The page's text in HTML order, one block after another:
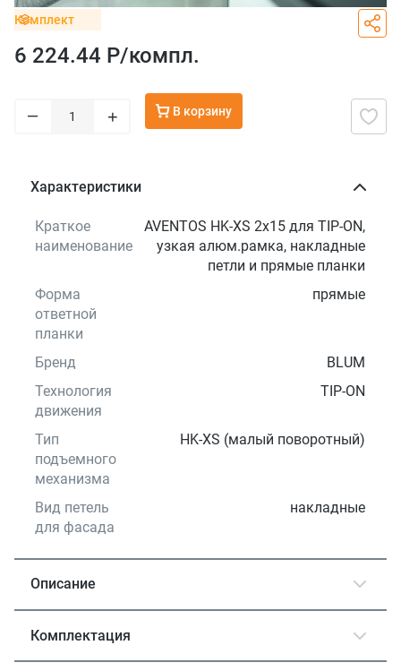
Комплект
6 224.44 Р/компл.
– + В корзину
Характеристики
Краткое
наименование
AVENTOS HK-XS 2x15 для TIP-ON,
узкая алюм.рамка, накладные
петли и прямые планки
Форма
ответной
планки
прямые
Бренд
BLUM
Технология
движения
TIP-ON
Тип
подъемного
механизма
HK-XS (малый поворотный)
Вид петель
для фасада
накладные
Описание
Комплектация